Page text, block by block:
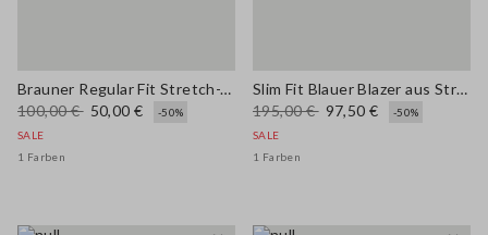
Brauner Regular Fit Stretch-Viskose-Blazer
100,00 € 50,00 €
-50%
SALE
1 Farben
Slim Fit Blauer Blazer aus Stretch-Baumwolle
195,00 € 97,50 €
-50%
SALE
1 Farben